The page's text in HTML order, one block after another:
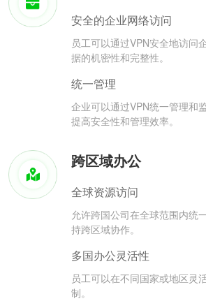
安全的企业网络访问
员工可以通过VPN安全地访问
据的机密性和完整性。
统一管理
企业可以通过VPN统一管理和
提高安全性和管理效率。
跨区域办公
全球资源访问
允许跨国公司在全球范围内统
持跨区域协作。
多国办公灵活性
员工可以在不同国家或地区灵
制。